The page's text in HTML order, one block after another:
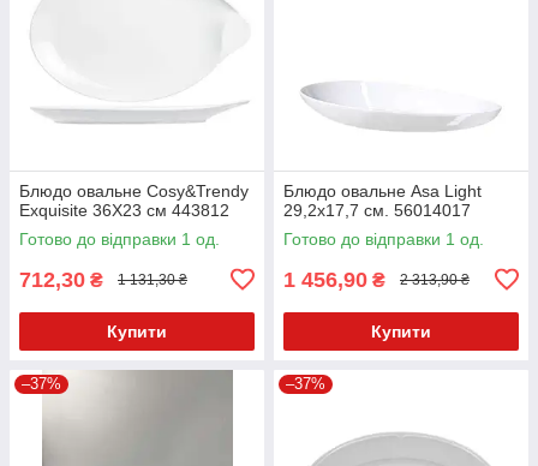
Блюдо овальне Cosy&Trendy
Exquisite 36Х23 см 443812
Готово до відправки 1 од.
712,30 ₴ 1 131,30 ₴
Купити
Блюдо овальне Asa Light
29,2x17,7 см. 56014017
Готово до відправки 1 од.
1 456,90 ₴ 2 313,90 ₴
Купити
–37% –37%